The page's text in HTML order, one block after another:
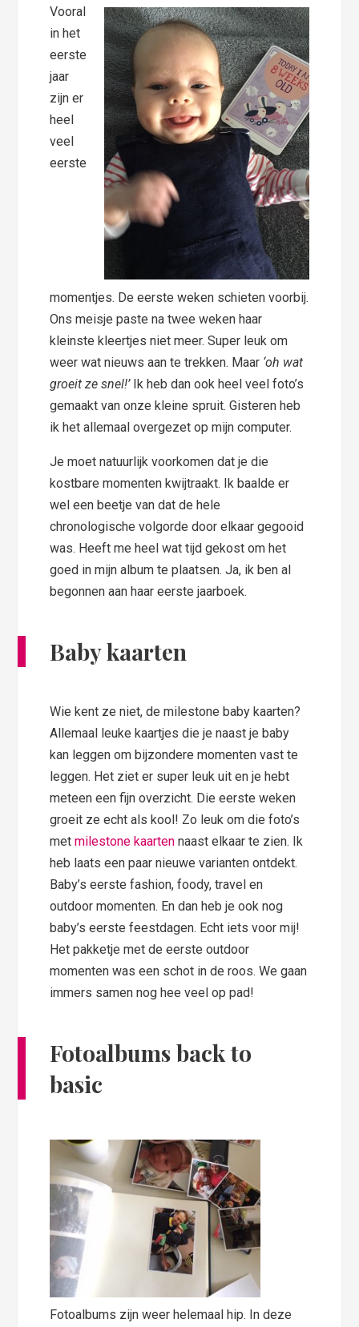
Vooral
in het
eerste
jaar
zijn er
heel
veel
eerste
momentjes. De eerste weken schieten voorbij.
Ons meisje paste na twee weken haar
kleinste kleertjes niet meer. Super leuk om
weer wat nieuws aan te trekken. Maar ‘oh wat
groeit ze snel!’ Ik heb dan ook heel veel foto’s
gemaakt van onze kleine spruit. Gisteren heb
ik het allemaal overgezet op mijn computer.
Je moet natuurlijk voorkomen dat je die
kostbare momenten kwijtraakt. Ik baalde er
wel een beetje van dat de hele
chronologische volgorde door elkaar gegooid
was. Heeft me heel wat tijd gekost om het
goed in mijn album te plaatsen. Ja, ik ben al
begonnen aan haar eerste jaarboek.
Baby kaarten
Wie kent ze niet, de milestone baby kaarten?
Allemaal leuke kaartjes die je naast je baby
kan leggen om bijzondere momenten vast te
leggen. Het ziet er super leuk uit en je hebt
meteen een fijn overzicht. Die eerste weken
groeit ze echt als kool! Zo leuk om die foto’s
metmilestone kaarten naast elkaar te zien. Ik
heb laats een paar nieuwe varianten ontdekt.
Baby’s eerste fashion, foody, travel en
outdoor momenten. En dan heb je ook nog
baby’s eerste feestdagen. Echt iets voor mij!
Het pakketje met de eerste outdoor
momenten was een schot in de roos. We gaan
immers samen nog hee veel op pad!
Fotoalbums back to
basic
Fotoalbums zijn weer helemaal hip. In deze